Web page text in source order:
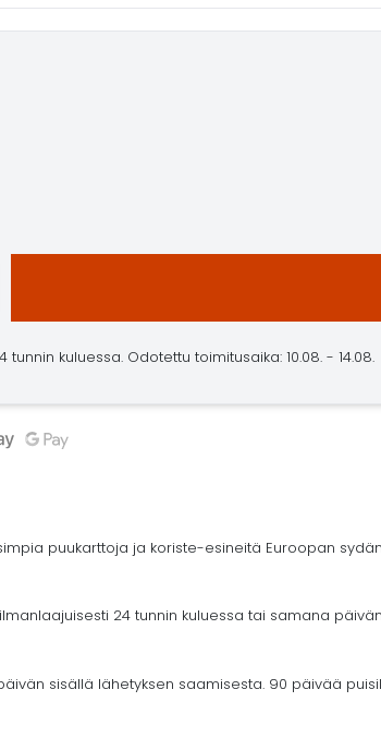
tunnin kuluessa. Odotettu toimitusaika: 10.08. - 14.08.
puukarttoja ja koriste-esineitä Euroopan
24 tunnin kuluessa tai samana
sisällä lähetyksen saamisesta. 90 päivää